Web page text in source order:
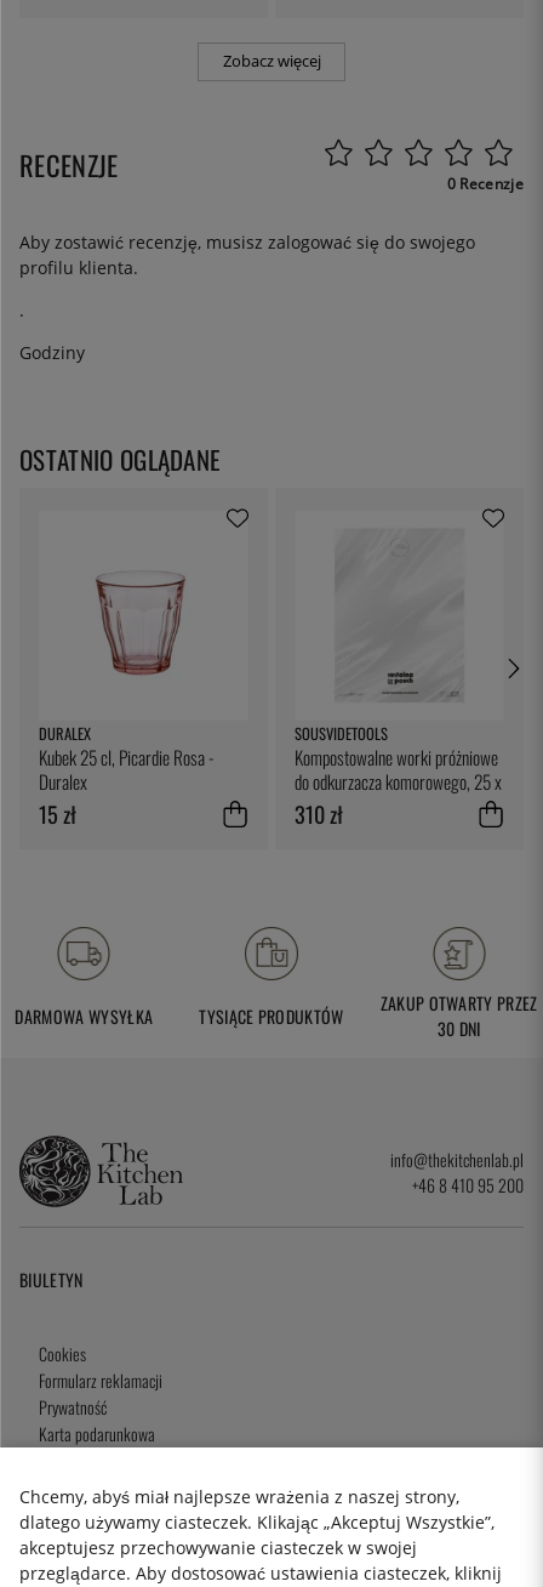
Zobacz więcej
RECENZJE 0 Recenzje
Aby zostawić recenzję, musisz zalogować się do swojego
profilu klienta.
.
Godziny
OSTATNIO OGLĄDANE
DURALEX
Kubek 25 cl, Picardie Rosa -
Duralex
15 zł
SOUSVIDETOOLS
Kompostowalne worki próżniowe
do odkurzacza komorowego, 25 x
25 cm, opakowanie 200 sztuk -
SousVideTools
310 zł
DARMOWA WYSYŁKA TYSIĄCE PRODUKTÓW
ZAKUP OTWARTY PRZEZ
30 DNI
info@thekitchenlab.pl
+46 8 410 95 200
BIULETYN
Cookies
Formularz reklamacji
Prywatność
Karta podarunkowa
2026 KitchenLab AB
Chcemy, abyś miał najlepsze wrażenia z naszej strony,
dlatego używamy ciasteczek. Klikając „Akceptuj Wszystkie”,
akceptujesz przechowywanie ciasteczek w swojej
przeglądarce. Aby dostosować ustawienia ciasteczek, kliknij